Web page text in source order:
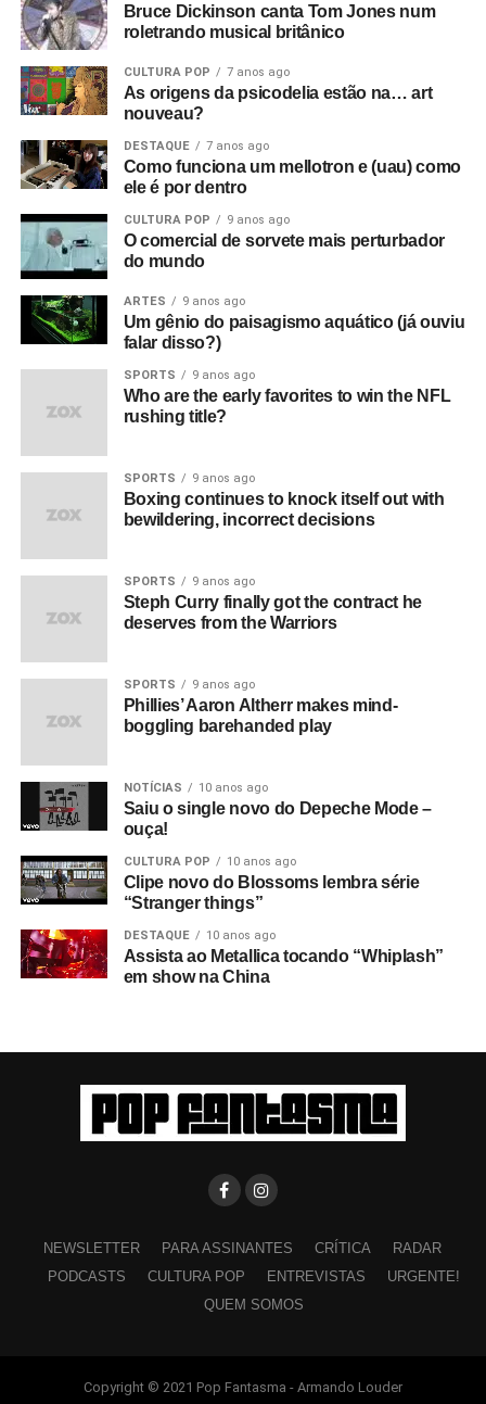
Bruce Dickinson canta Tom Jones num
roletrando musical britânico
CULTURA POP 7 anos ago
As origens da psicodelia estão na… art
nouveau?
DESTAQUE 7 anos ago
Como funciona um mellotron e (uau) como
ele é por dentro
CULTURA POP 9 anos ago
O comercial de sorvete mais perturbador
do mundo
ARTES 9 anos ago
Um gênio do paisagismo aquático (já ouviu
falar disso?)
SPORTS 9 anos ago
Who are the early favorites to win the NFL
rushing title?
SPORTS 9 anos ago
Boxing continues to knock itself out with
bewildering, incorrect decisions
SPORTS 9 anos ago
Steph Curry finally got the contract he
deserves from the Warriors
SPORTS 9 anos ago
Phillies’ Aaron Altherr makes mind-
boggling barehanded play
NOTÍCIAS 10 anos ago
Saiu o single novo do Depeche Mode –
ouça!
CULTURA POP 10 anos ago
Clipe novo do Blossoms lembra série
“Stranger things”
DESTAQUE 10 anos ago
Assista ao Metallica tocando “Whiplash”
em show na China
NEWSLETTER PARA ASSINANTES CRÍTICA
RADAR
PODCASTS
CULTURA POP ENTREVISTAS
URGENTE!
QUEM SOMOS
Copyright © 2021 Pop Fantasma - Armando Louder